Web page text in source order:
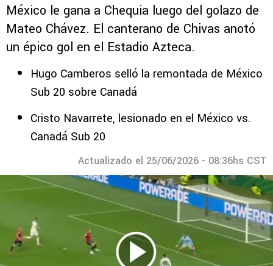
México le gana a Chequia luego del golazo de
Mateo Chávez. El canterano de Chivas anotó
un épico gol en el Estadio Azteca.
Hugo Camberos selló la remontada de México
Sub 20 sobre Canadá
Cristo Navarrete, lesionado en el México vs.
Canadá Sub 20
Actualizado el 25/06/2026 - 08:36hs CST